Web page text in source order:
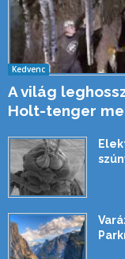
Kedvenc
A világ
Holt-tenger